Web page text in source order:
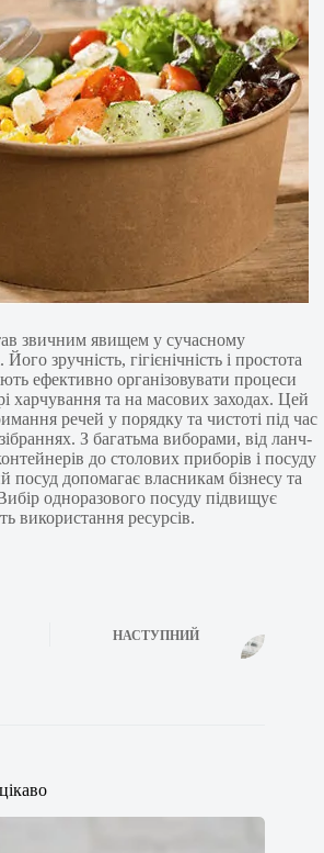
звичним явищем у сучасному
Його зручність, гігієнічність і простота
ефективно організовувати процеси
харчування та на масових заходах. Цей
речей у порядку та чистоті під час
З багатьма виборами, від ланч-
до столових приборів і посуду
посуд допомагає власникам бізнесу та
одноразового посуду підвищує
використання ресурсів.
НАСТУПНИЙ